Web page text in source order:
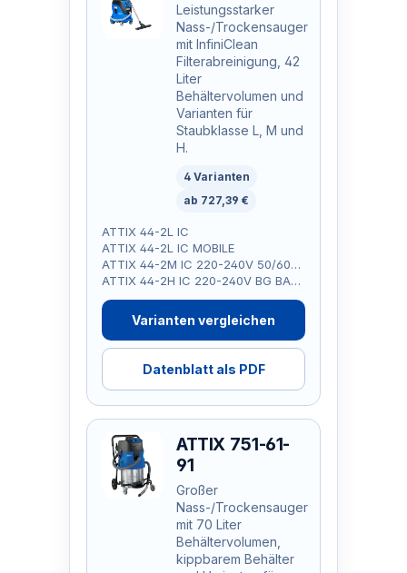
Leistungsstarker
Nass-/Trockensauger
mit InfiniClean
Filterabreinigung, 42
Liter
Behältervolumen und
Varianten für
Staubklasse L, M und
H.
4 Varianten
ab 727,39 €
ATTIX 44-2L IC
ATTIX 44-2L IC MOBILE
ATTIX 44-2M IC 220-240V 50/60HZ BG BAU
ATTIX 44-2H IC 220-240V BG BAU ASBEST
Varianten vergleichen
Datenblatt als PDF
ATTIX 751-61-
91
Großer
Nass-/Trockensauger
mit 70 Liter
Behältervolumen,
kippbarem Behälter